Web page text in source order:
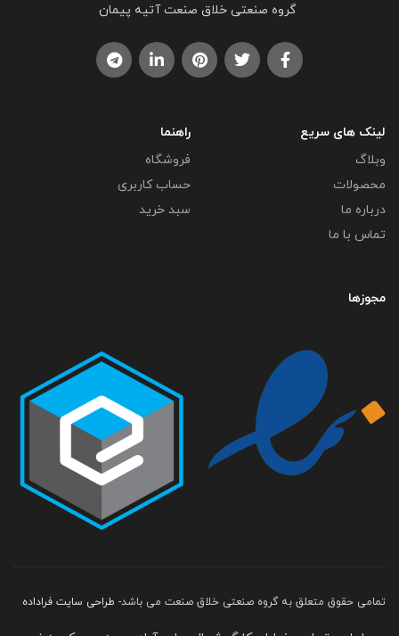
گروه صنعتی خلاق صنعت آتیه پیمان
لینک های سریع
وبلاگ
محصولات
درباره ما
تماس با ما
راهنما
فروشگاه
حساب کاربری
سبد خرید
مجوزها
تمامی حقوق متعلق به گروه صنعتی خلاق صنعت می باشد- طراحی سایت فراداده